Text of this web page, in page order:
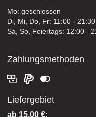
Mo: geschlossen
Di, Mi, Do, Fr: 11:00 -
Sa, So, Feiertags: 12:00 -
Zahlungsmethoden
Liefergebiet
ab 15,00 €: